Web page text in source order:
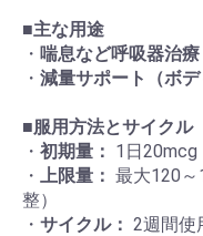
■主な用途
・ 喘息など呼吸器治療
・ 減量サポート（ボデ
■服用方法とサイクル
・ 初期量： 1日20mcg
・ 上限量： 最大120
整）
・ サイクル： 2週間使